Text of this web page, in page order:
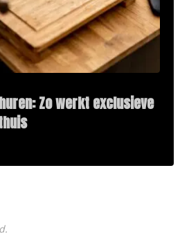
Zo werkt exclusieve